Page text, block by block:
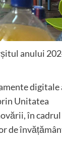
anului
digitale
Unitatea
în cadrul
de